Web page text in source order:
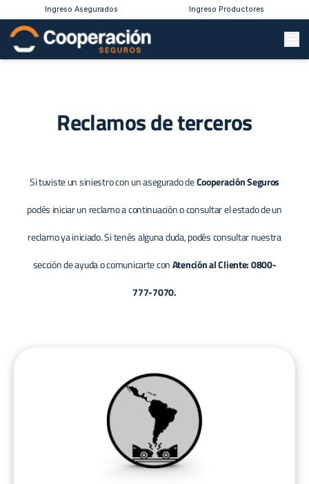
Ingreso Asegurados Ingreso Productores
Reclamos de terceros
Si tuviste un siniestro con un asegurado deCooperación Seguros
podés iniciar un reclamo a continuación o consultar el estado de un
reclamo ya iniciado. Si tenés alguna duda, podés consultar nuestra
sección deayudao comunicarte conAtención al Cliente: 0800-
777-7070.